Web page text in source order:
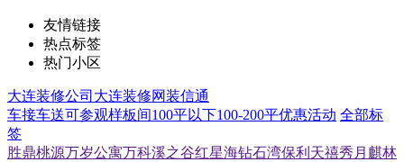
友情链接
热点标签
热门小区
大连装修公司 大连装修网装信通
车接车送可参观样板间100平以下100-200平优惠活动 全部标
签
胜鼎桃源万岁公寓万科溪之谷红星海钻石湾保利天禧秀月麒林